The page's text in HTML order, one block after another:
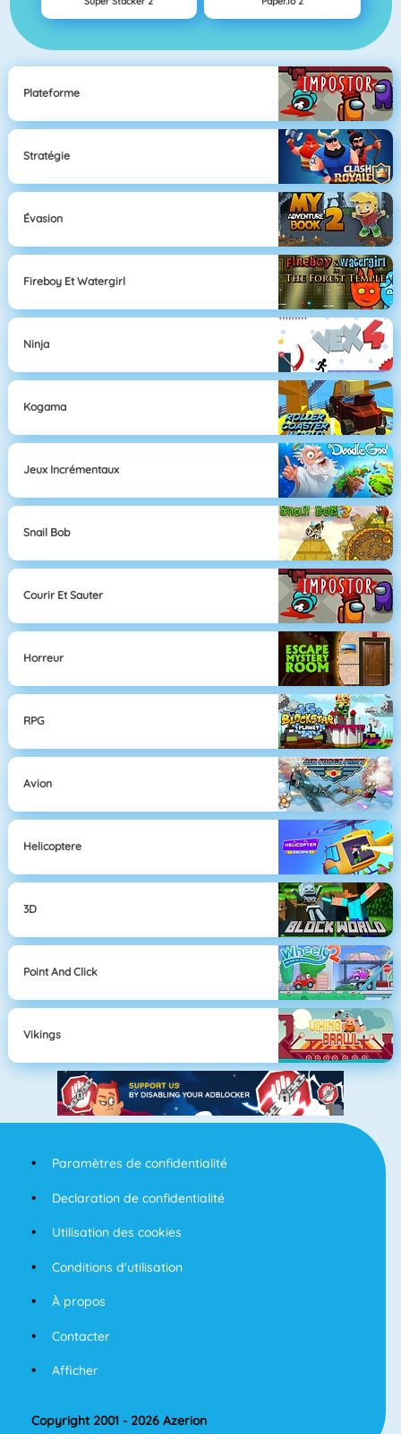
Plateforme
Stratégie
Évasion
Fireboy Et Watergirl
Ninja
Kogama
Jeux Incrémentaux
Snail Bob
Courir Et Sauter
Horreur
RPG
Avion
Helicoptere
3D
Point And Click
Vikings
Paramètres de confidentialité
Declaration de confidentialité
Utilisation des cookies
Conditions d'utilisation
À propos
Contacter
Afficher
Copyright 2001 - 2026 Azerion